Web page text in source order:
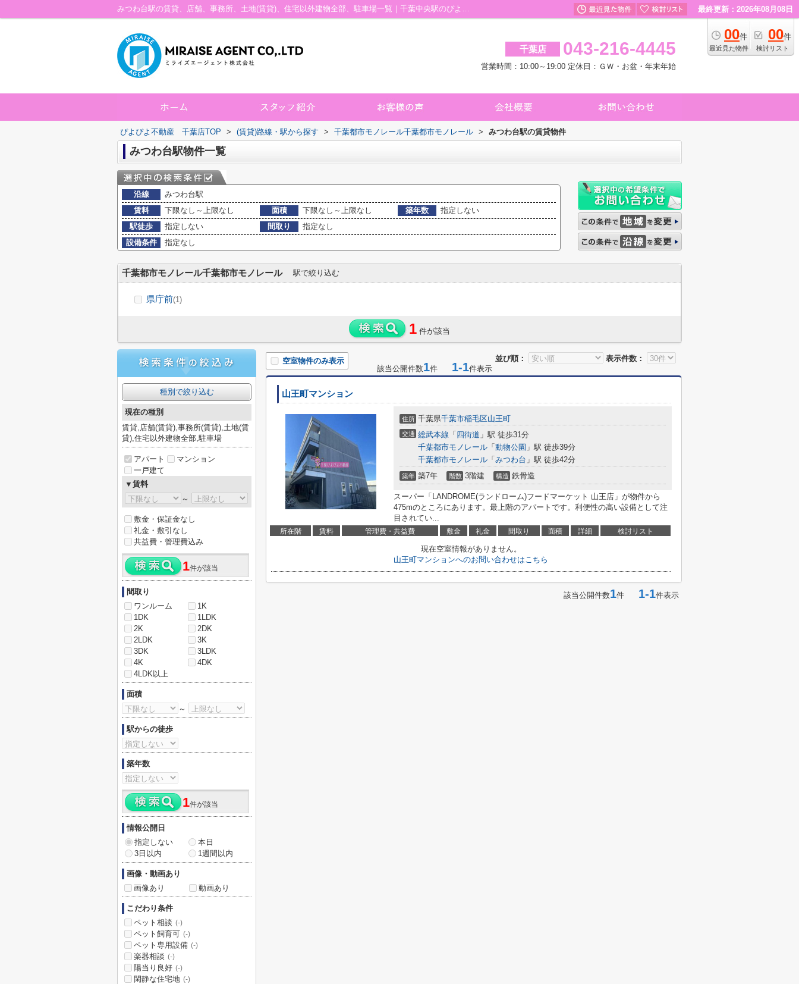
みつわ台駅の賃貸、店舗、事務所、土地(賃貸)、住宅以外建物全部、駐車場一覧｜千葉中央駅のぴよぴよ不動産 千葉店 最終更新：2026年08月08日
00件
最近見た物件
00件
検討リスト
千葉店 043-216-4445
営業時間：10:00～19:00 定休日：ＧＷ・お盆・年末年始
ぴよぴよ不動産 千葉店TOP > (賃貸)路線・駅から探す > 千葉都市モノレール千葉都市モノレール > みつわ台駅の賃貸物件
みつわ台駅物件一覧
沿線
みつわ台駅
賃料
下限なし～上限なし 面積 下限なし～上限なし 築年数
指定しない
駅徒歩
指定しない 間取り
指定なし
設備条件
指定なし
千葉都市モノレール千葉都市モノレール 駅で絞り込む
県庁前(1)
1 件が該当
並び順： 表示件数：
空室物件のみ表示
該当公開件数1件 1-1件表示
山王町マンション
住所 千葉県千葉市稲毛区山王町
交通 総武本線 「 四街道 」駅 徒歩31分
千葉都市モノレール 「 動物公園 」駅 徒歩39分
千葉都市モノレール 「 みつわ台 」駅 徒歩42分
築年 築7年 階数 3階建 構造 鉄骨造
スーパー「LANDROME(ランドローム)フードマーケット 山王店」が物件から
475mのところにあります。最上階のアパートです。利便性の高い設備として注
目されてい...
所在階 賃料 管理費・共益費 敷金 礼金 間取り 面積 詳細 検討リスト
現在空室情報がありません。
山王町マンションへのお問い合わせはこちら
該当公開件数1件 1-1件表示
種別で絞り込む
現在の種別
賃貸,店舗(賃貸),事務所(賃貸),土地(賃
貸),住宅以外建物全部,駐車場
アパート
マンション
一戸建て
▼賃料
～
敷金・保証金なし
礼金・敷引なし
共益費・管理費込み
1件が該当
間取り
ワンルーム
1K
1DK
1LDK
2K
2DK
2LDK
3K
3DK
3LDK
4K
4DK
4LDK以上
面積
～
駅からの徒歩
築年数
1件が該当
情報公開日
指定しない
本日
3日以内
1週間以内
画像・動画あり
画像あり
動画あり
こだわり条件
ペット相談 (-)
ペット飼育可 (-)
ペット専用設備 (-)
楽器相談 (-)
陽当り良好 (-)
閑静な住宅地 (-)